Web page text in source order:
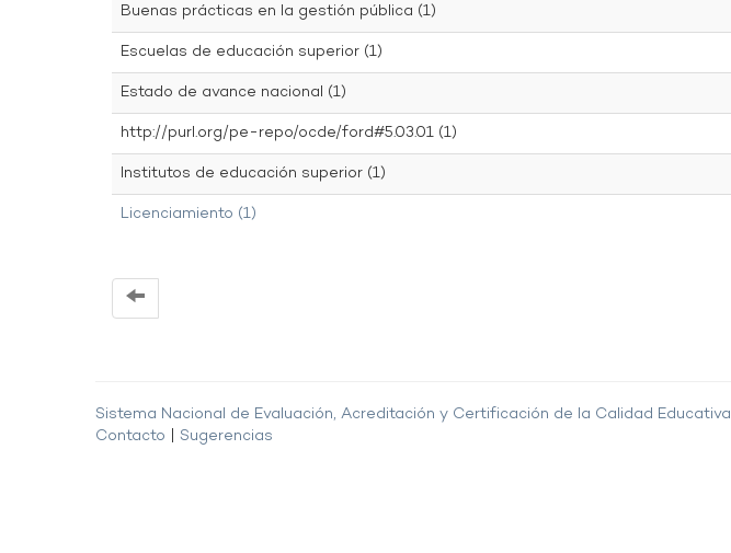
Buenas prácticas en la gestión pública (1)
Escuelas de educación superior (1)
Estado de avance nacional (1)
http://purl.org/pe-repo/ocde/ford#5.03.01 (1)
Institutos de educación superior (1)
Licenciamiento (1)
Sistema Nacional de Evaluación, Acreditación y Certificación de la Calidad Educativa
Contacto
Sugerencias